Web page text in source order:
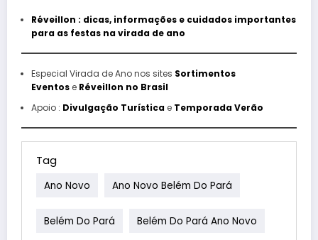
Réveillon : dicas, informações e cuidados importantes
para as festas na virada de ano
Especial Virada de Ano nos sites Sortimentos
Eventose Réveillon no Brasil
Apoio : Divulgação Turísticae Temporada Verão
Tag
Ano Novo Ano Novo Belém Do Pará
Belém Do Pará Belém Do Pará Ano Novo